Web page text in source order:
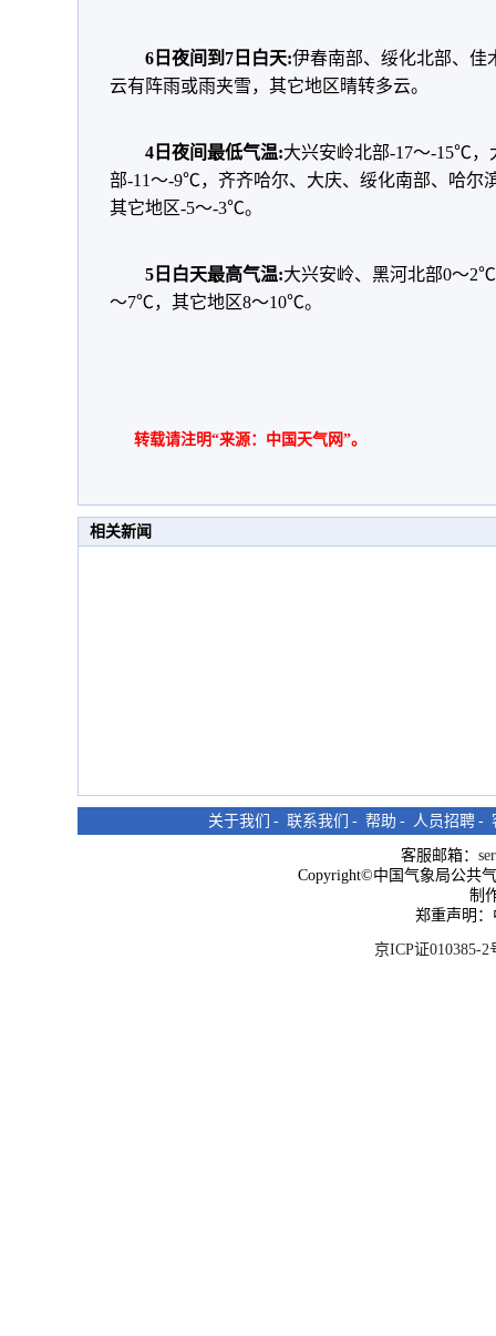
6日夜间到7日白天:伊春南部、绥化北部、佳
云有阵雨或雨夹雪，其它地区晴转多云。
4日夜间最低气温:大兴安岭北部-17～-15℃，
部-11～-9℃，齐齐哈尔、大庆、绥化南部、哈尔
其它地区-5～-3℃。
5日白天最高气温:大兴安岭、黑河北部0～
～7℃，其它地区8～10℃。
转载请注明“来源：中国天气网”。
相关新闻
关于我们 - 联系我们 - 帮助 - 人员招聘 -
客服邮箱：
Copyright©中国气象局公共
制
郑重声明
京ICP证010385-2